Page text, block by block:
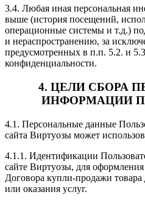
3.4. Любая иная персональная
выше (история посещений,
операционные системы и т.д.)
и нераспространению, за
предусмотренных в п.п. 5.2. и
конфиденциальности.
4. ЦЕЛИ СБОРА
ИНФОРМАЦИИ
4.1. Персональные данные
сайта Виртуозы может
4.1.1. Идентификации
сайте Виртуозы, для
Договора купли-продажи
или оказания услуг.